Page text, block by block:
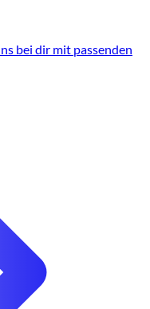
bei dir mit passenden